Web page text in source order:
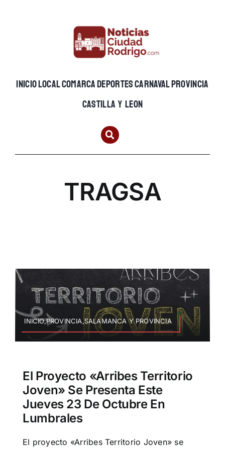
INICIOLOCALCOMARCADEPORTESCARNAVALPROVINCIA
CASTILLA Y LEON
TRAGSA
INICIO,PROVINCIA,SALAMANCA Y PROVINCIA
El Proyecto «Arribes Territorio
Joven» Se Presenta Este
Jueves 23 De Octubre En
Lumbrales
El proyecto «Arribes Territorio Joven» se